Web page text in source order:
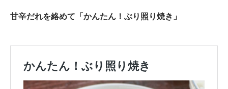
甘辛だれを絡めて「かんたん！ぶり照り焼き」